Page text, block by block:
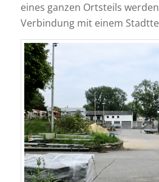
eines ganzen Ortsteils
Verbindung mit einem